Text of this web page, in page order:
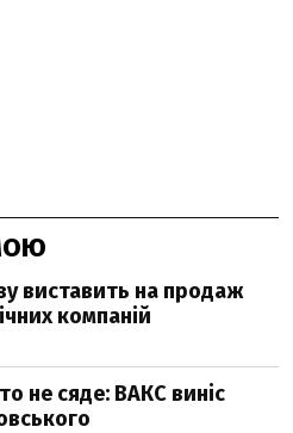
виставить на продаж
компаній
не сяде: ВАКС виніс